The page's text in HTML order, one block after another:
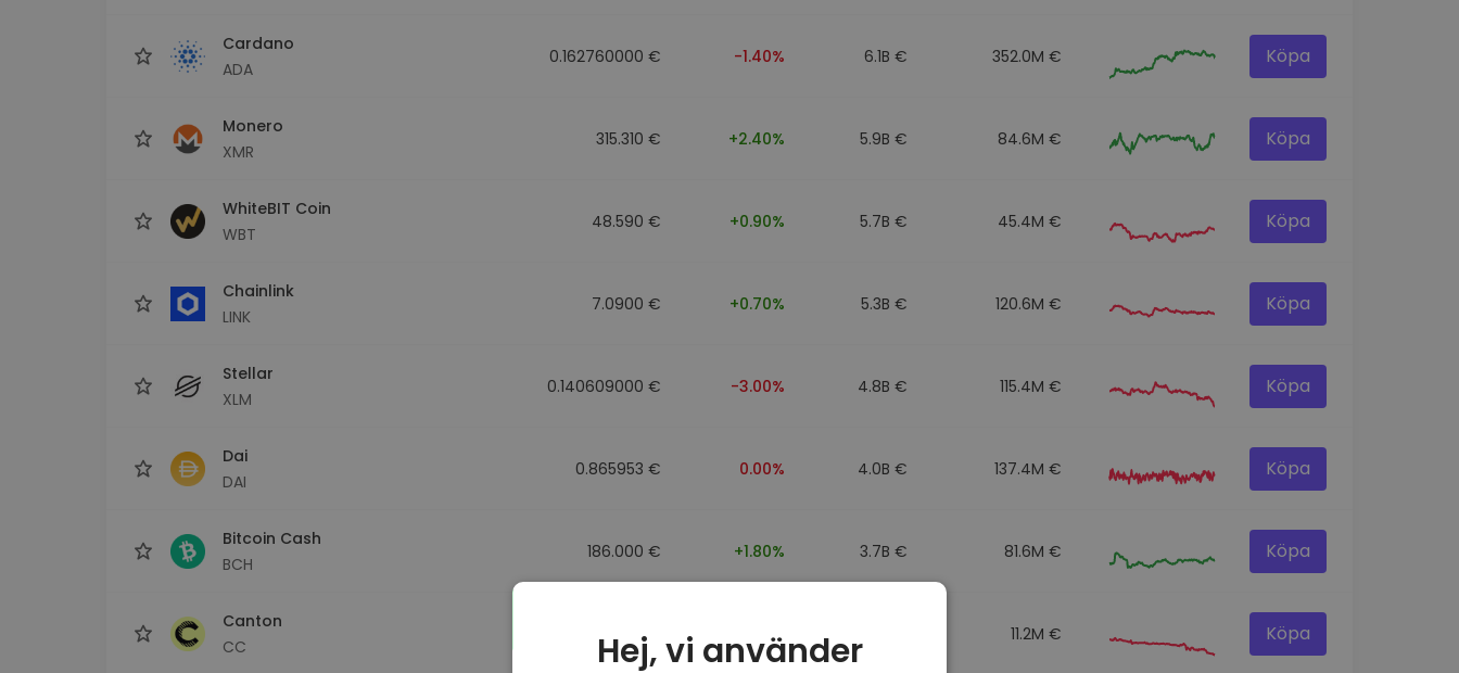
Cardano
ADA
0.162760000 € -1.40% 6.1B € 352.0M € Köpa
Monero
XMR
315.310 € +2.40% 5.9B € 84.6M € Köpa
WhiteBIT Coin
WBT
48.590 € +0.90% 5.7B € 45.4M € Köpa
Chainlink
LINK
7.0900 € +0.70% 5.3B € 120.6M € Köpa
Stellar
XLM
0.140609000 € -3.00% 4.8B € 115.4M € Köpa
Dai
DAI
0.865953 € 0.00% 4.0B € 137.4M € Köpa
Bitcoin Cash
BCH
186.000 € +1.80% 3.7B € 81.6M € Köpa
Canton
CC
0.088043000 € -6.40% 11.2M € Köpa
Hej, vi använder